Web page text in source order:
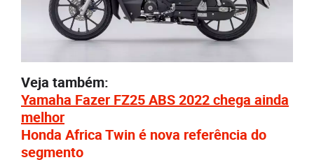
Veja também:
Yamaha Fazer FZ25 ABS 2022 chega ainda
melhor
Honda Africa Twin é nova referência do
segmento